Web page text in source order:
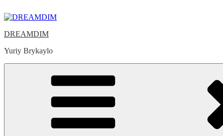
to
DREAMDIM
Yuriy Brykaylo